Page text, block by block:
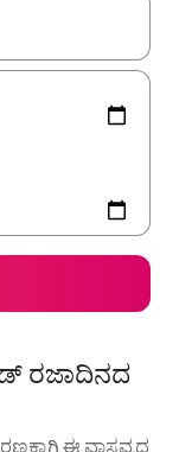
ಕೀಲಿಗಳೊಂದಿಗೆ
ರಜಾದಿನದ
ಈ ವಾಸ್ತವ್ಯದ